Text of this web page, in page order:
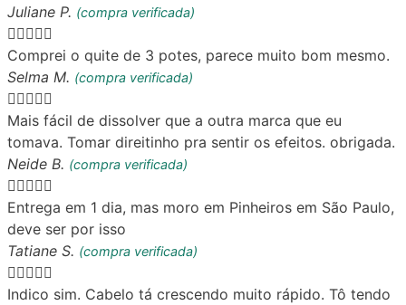
Juliane P. (compra verificada)

Comprei o quite de 3 potes, parece muito bom mesmo.
Selma M. (compra verificada)

Mais fácil de dissolver que a outra marca que eu
tomava. Tomar direitinho pra sentir os efeitos. obrigada.
Neide B. (compra verificada)

Entrega em 1 dia, mas moro em Pinheiros em São Paulo,
deve ser por isso
Tatiane S. (compra verificada)

Indico sim. Cabelo tá crescendo muito rápido. Tô tendo